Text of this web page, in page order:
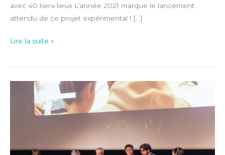
avec 40 tiers-lieux L’année 2021 marque le lancement
attendu de ce projet expérimental ! […]
Lire la suite »
Numérique
un